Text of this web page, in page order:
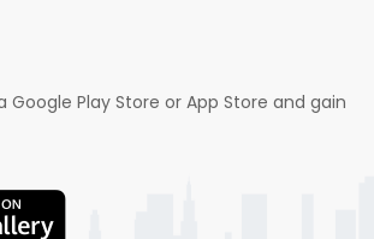
Play Store or App Store and gain